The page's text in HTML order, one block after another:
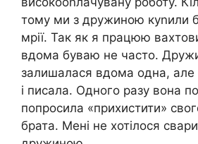
тому ми з дружиною куnили
мрії. Так як я працюю
вдома буваю не часто.
залишалася вдома одна, але
і писала. Одного разу вона
попросила «прихистити»
брата. Мені не хотілося